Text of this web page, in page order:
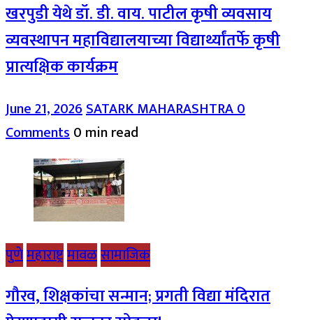
खरपुडी येथे डॉ. डी. वाय. पाटील कृषी व्यवसाय
व्यवस्थापन महाविद्यालयाच्या विद्यार्थ्यांतर्फे कृषी
प्रात्यक्षिक कार्यक्रम
June 21, 2026SATARK MAHARASHTRA0
Comments0 min read
पुणेमहाराष्ट्रमावळसामाजिक
गौरव, शिक्षकांचा सन्मान; प्रगती विद्या मंदिरात